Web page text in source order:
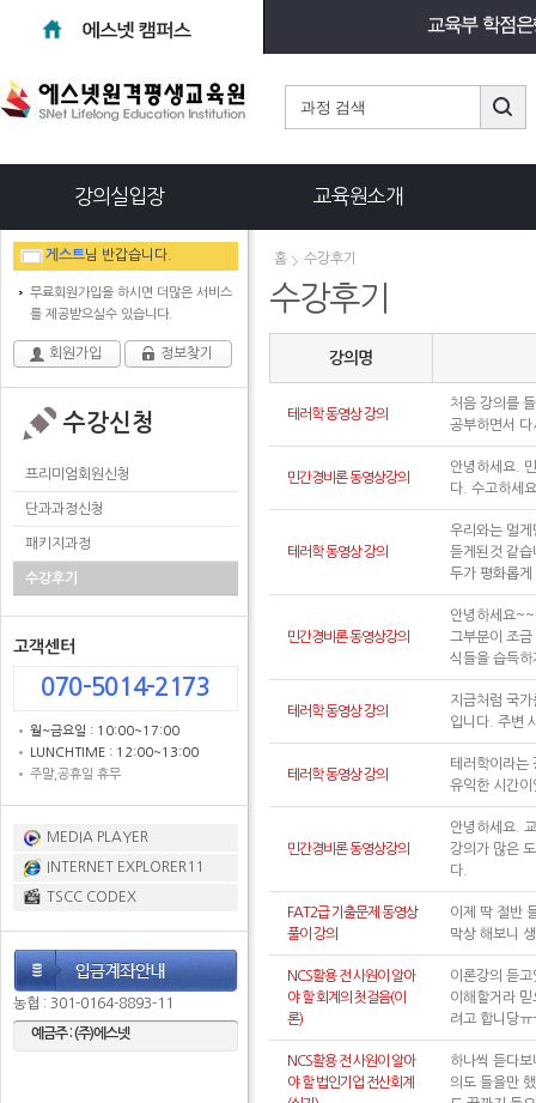
강의실입장 교육원소개
게스트님 반갑습니다.
무료회원가입을 하시면 더많은 서비스
를 제공받으실수 있습니다.
회원가입 정보찾기
수강신청
프리미엄회원신청
단과과정신청
패키지과정
수강후기
고객센터
070-5014-2173
월~금요일 : 10:00~17:00
LUNCHTIME : 12:00~13:00
주말,공휴일 휴무
MEDIA PLAYER
INTERNET EXPLORER11
TSCC CODEX
농협 : 301-0164-8893-11
예금주 : (주)에스넷
홈 수강후기
수강후기
강의명
테러학 동영상 강의
처음 강의를
공부하면서
민간경비론 동영상강의
안녕하세요.
다. 수고하세
테러학 동영상 강의
우리와는 멀
듣게된것 같
두가 평화롭
민간경비론 동영상강의
안녕하세요
그부분이 조
식들을 습득
테러학 동영상 강의
지금처럼 국
입니다. 주변
테러학 동영상 강의
테러학이라는
유익한 시간
민간경비론 동영상강의
안녕하세요.
강의가 많은
다.
FAT2급 기출문제 동영상
풀이 강의
이제 딱 절반
막상 해보니
NCS활용 전 사원이 알아
야 할 회계의 첫걸음(이
론)
이론강의 듣
이해할거라
려고 합니당ㅠ
NCS활용 전 사원이 알아
야 할 법인기업 전산회계
하나씩 듣다
의도 들을만